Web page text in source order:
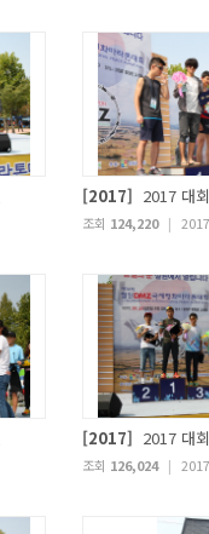
[2017] 2017 대
조회 124,220 |
[2017] 2017 대
조회 126,024 |